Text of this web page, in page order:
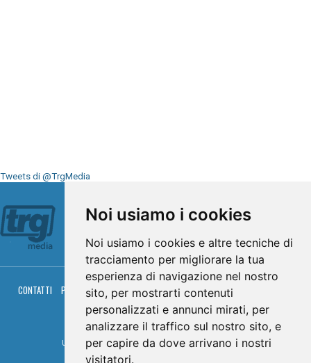
Noi usiamo i cookies
Noi usiamo i cookies e altre tecniche di
tracciamento per migliorare la tua
esperienza di navigazione nel nostro
sito, per mostrarti contenuti
personalizzati e annunci mirati, per
analizzare il traffico sul nostro sito, e
per capire da dove arrivano i nostri
visitatori.
Tweets di @TrgMedia
CONTATTI PRIVACY COOKIES PALINSESTO DIRETTA TV
RGM HITRADIO
© TRG Media 2005-2026
Umbria Televisioni s.r.l. - P.I.00496230541 -www.trgmedia.it- Powered by